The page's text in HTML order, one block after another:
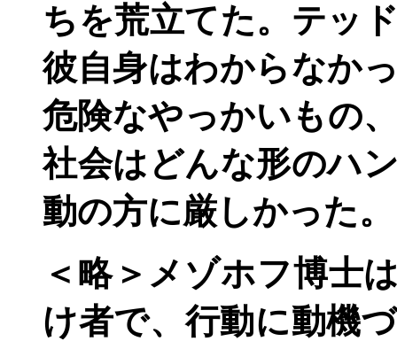
ちを荒立てた。テッ
彼自身はわからなか
危険なやっかいもの
社会はどんな形のハ
動の方に厳しかった。
＜略＞メゾホフ博士
け者で、行動に動機